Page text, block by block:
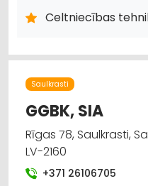
DĀRZA TEHNIKA UN
IEKRAUŠANAS UN
DZINĒJI, MOTORI, TO
METĀLAPSTRĀDES IEKĀRTAS
HIDRAULISKĀS UN
LABIEKĀRTOŠANA,
UZKOPŠANAS LĪDZEKĻI UN
Celtniecības
Saulkrasti
GGBK, SIA
Rīgas 78, Saulkrasti,
LV-2160
+371 26106705